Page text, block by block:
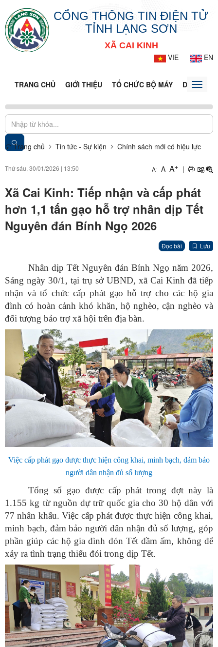
CỔNG THÔNG TIN ĐIỆN TỬ
TỈNH LẠNG SƠN
XÃ CAI KINH
VIE
EN
TRANG CHỦ GIỚI THIỆU TỔ CHỨC BỘ MÁY DOANH
Toggle
Trang chủ Tin tức - Sự kiện Chính sách mới có hiệu lực
Thứ sáu, 30/01/2026 | 13:50 A- A A+ |
Xã Cai Kinh: Tiếp nhận và cấp phát
hơn 1,1 tấn gạo hỗ trợ nhân dịp Tết
Nguyên đán Bính Ngọ 2026
Đọc bài Lưu
Nhân dịp Tết Nguyên đán Bính Ngọ năm 2026,
Sáng ngày 30/1, tại trụ sở UBND, xã Cai Kinh đã tiếp
nhận và tổ chức cấp phát gạo hỗ trợ cho các hộ gia
đình có hoàn cảnh khó khăn, hộ nghèo, cận nghèo và
đối tượng bảo trợ xã hội trên địa bàn.
Việc cấp phát gạo được thực hiện công khai, minh bạch, đảm bảo
người dân nhận đủ số lượng
Tổng số gạo được cấp phát trong đợt này là
1.155 kg từ nguồn dự trữ quốc gia cho 30 hộ dân với
77 nhân khẩu. Việc cấp phát được thực hiện công khai,
minh bạch, đảm bảo người dân nhận đủ số lượng, góp
phần giúp các hộ gia đình đón Tết đầm ấm, không để
xảy ra tình trạng thiếu đói trong dịp Tết.